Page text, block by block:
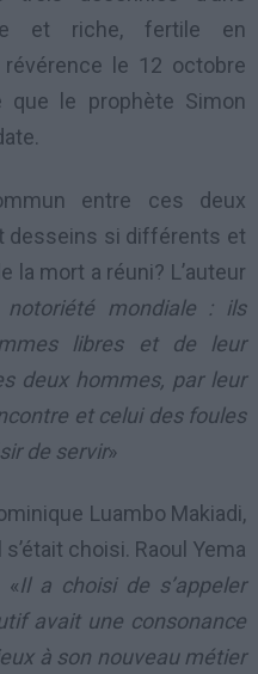
et riche, fertile en
le 12 octobre
que le prophète Simon
entre ces deux
desseins si différents et
la mort a réuni? L’auteur
mondiale : ils
libres et de leur
deux hommes, par leur
et celui des foules
de servir»
Luambo Makiadi,
choisi. Raoul Yema
«Il a choisi de s’appeler
avait une consonance
à son nouveau métier